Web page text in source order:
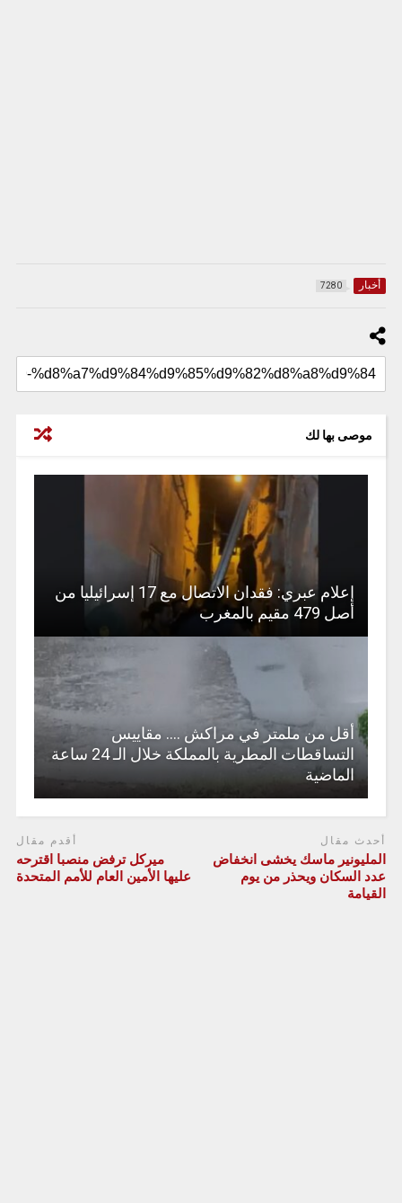
أخبار 7280
موصى بها لك
إعلام عبري: فقدان الاتصال مع 17 إسرائيليا من
أصل 479 مقيم بالمغرب
أقل من ملمتر في مراكش …. مقاييس
التساقطات المطرية بالمملكة خلال الـ 24 ساعة
الماضية
أحدث مقال
المليونير ماسك يخشى انخفاض
عدد السكان ويحذر من يوم
القيامة
أقدم مقال
ميركل ترفض منصبا اقترحه
عليها الأمين العام للأمم المتحدة